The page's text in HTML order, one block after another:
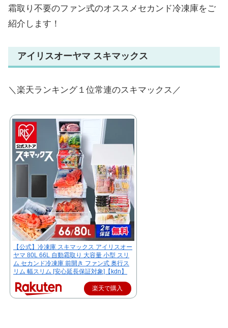
霜取り不要のファン式のオススメセカンド冷凍庫をご
紹介します！
アイリスオーヤマ スキマックス
＼楽天ランキング１位常連のスキマックス／
【公式】冷凍庫 スキマックス アイリスオー
ヤマ 80L 66L 自動霜取り 大容量 小型 スリ
ム セカンド冷凍庫 前開き ファン式 奥行ス
リム 幅スリム [安心延長保証対象]【kdn】
楽天で購入